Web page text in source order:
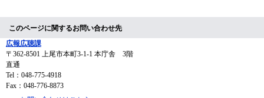
このページに関するお問い合わせ先
広報広聴課
〒362-8501
上尾市本町3-1-1 本庁舎 3階
直通
Tel：048-775-4918
Fax：048-776-8873